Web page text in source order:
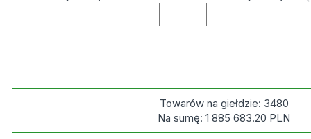
Towarów na giełdzie: 3480
Na sumę:1 885 683.20 PLN